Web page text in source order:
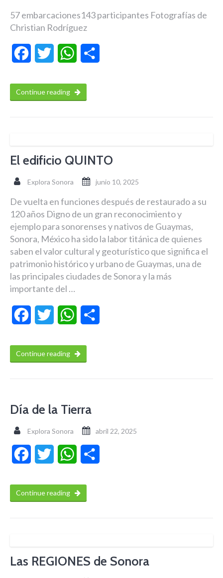
57 embarcaciones143 participantes Fotografías de
Christian Rodríguez
FacebookTwitter WhatsApp
Continue reading
El edificio QUINTO
Explora Sonora junio 10, 2025
De vuelta en funciones después de restaurado a su
120 años Digno de un gran reconocimiento y
ejemplo para sonorenses y nativos de Guaymas,
Sonora, México ha sido la labor titánica de quienes
saben el valor cultural y geoturístico que significa el
patrimonio histórico y urbano de Guaymas, una de
las principales ciudades de Sonora y la más
importante del …
FacebookTwitter WhatsApp
Continue reading
Día de la Tierra
Explora Sonora abril 22, 2025
FacebookTwitter WhatsApp
Continue reading
Las REGIONES de Sonora